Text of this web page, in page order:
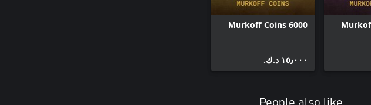
6000 Murkoff Coins
١٥٫٠٠٠ د.ك.‏
People also like